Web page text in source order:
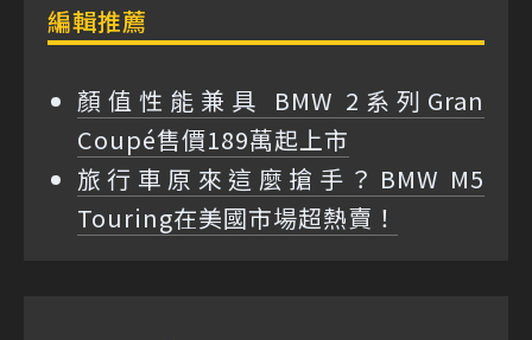
編輯推薦
顏值性能兼具 BMW 2系列Gran
Coupé售價189萬起上市
旅行車原來這麼搶手？BMW M5
Touring在美國市場超熱賣！